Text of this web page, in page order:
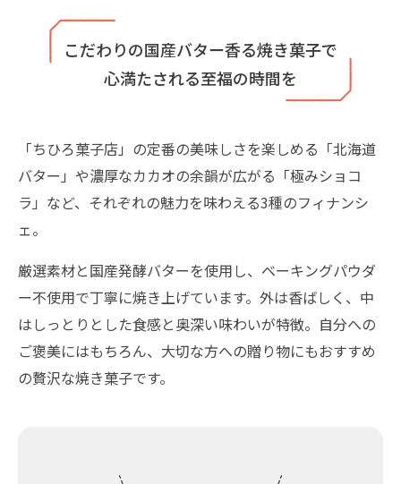
こだわりの国産バター香る焼き菓子で
心満たされる至福の時間を
「ちひろ菓子店」の定番の美味しさを楽しめる「北海道
バター」や濃厚なカカオの余韻が広がる「極みショコ
ラ」など、それぞれの魅力を味わえる3種のフィナンシ
ェ。
厳選素材と国産発酵バターを使用し、ベーキングパウダ
ー不使用で丁寧に焼き上げています。外は香ばしく、中
はしっとりとした食感と奥深い味わいが特徴。自分への
ご褒美にはもちろん、大切な方への贈り物にもおすすめ
の贅沢な焼き菓子です。